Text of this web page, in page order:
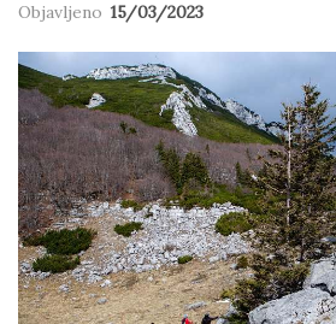
Objavljeno 15/03/2023